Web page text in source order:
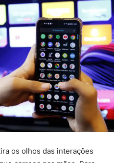
os olhos das interações